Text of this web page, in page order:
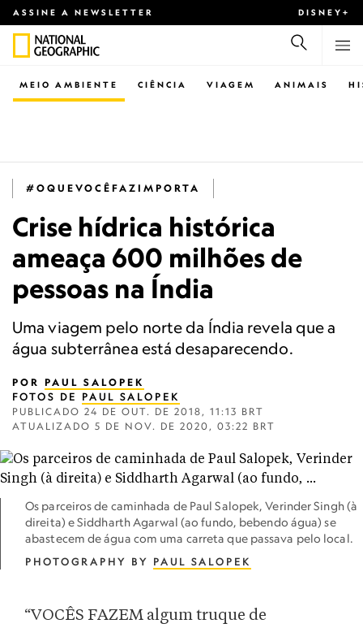
ASSINE A NEWSLETTER DISNEY+
CIÊNCIA VIAGEM ANIMAIS
MEIO AMBIENTE
#OQUEVOCÊFAZIMPORTA
Crise hídrica histórica
ameaça 600 milhões de
pessoas na Índia
Uma viagem pelo norte da Índia revela que a
água subterrânea está desaparecendo.
POR PAUL SALOPEK
FOTOS DE PAUL SALOPEK
PUBLICADO 24 DE OUT. DE 2018, 11:13 BRT
ATUALIZADO 5 DE NOV. DE 2020, 03:22 BRT
Os parceiros de caminhada de Paul Salopek, Verinder Singh (à
direita) e Siddharth Agarwal (ao fundo, bebendo água) se
abastecem de água com uma carreta que passava pelo local.
PHOTOGRAPHY BY PAUL SALOPEK
“VOCÊS FAZEM algum truque de